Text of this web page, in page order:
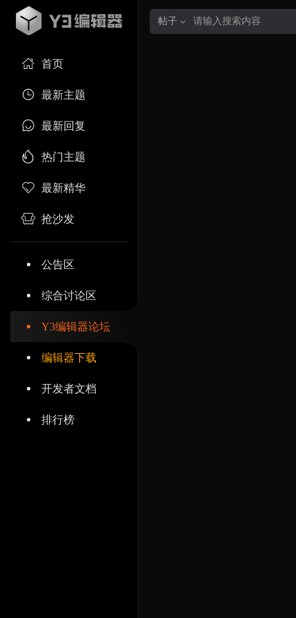
首页
最新主题
最新回复
热门主题
最新精华
抢沙发
公告区
综合讨论区
Y3编辑器论坛
编辑器下载
开发者文档
排行榜
帖子